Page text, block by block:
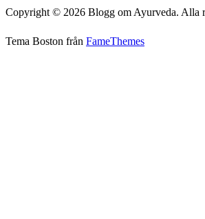
Copyright © 2026 Blogg om Ayurveda. Alla
Tema Boston från FameThemes